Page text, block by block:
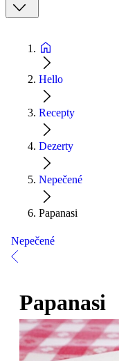
Hello
Recepty
Dezerty
Nepečené
Papanasi
Nepečené
Papanasi